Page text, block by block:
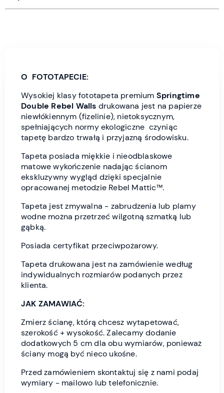
O FOTOTAPECIE:
Wysokiej klasy fototapeta premium Springtime
Double Rebel Walls drukowana jest na papierze
niewłókiennym (fizelinie), nietoksycznym,
spełniających normy ekologiczne czyniąc
tapetę bardzo trwałą i przyjazną środowisku.
Tapeta posiada miękkie i nieodblaskowe
matowe wykończenie nadając ścianom
ekskluzywny wygląd dzięki specjalnie
opracowanej metodzie Rebel Mattic™.
Tapeta jest zmywalna - zabrudzenia lub plamy
wodne można przetrzeć wilgotną szmatką lub
gąbką.
Posiada certyfikat przeciwpożarowy.
Tapeta drukowana jest na zamówienie według
indywidualnych rozmiarów podanych przez
klienta.
JAK ZAMAWIAĆ:
Zmierz ścianę, którą chcesz wytapetować,
szerokość + wysokość. Zalecamy dodanie
dodatkowych 5 cm dla obu wymiarów, ponieważ
ściany mogą być nieco ukośne.
Przed zamówieniem skontaktuj się z nami podaj
wymiary - mailowo lub telefonicznie.